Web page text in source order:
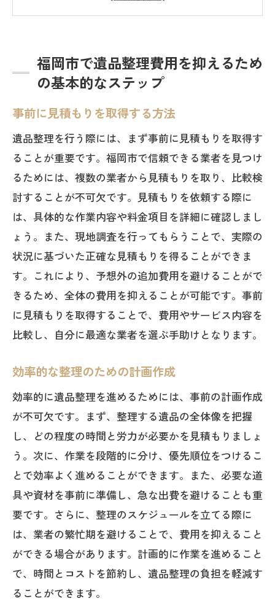
不用品の分類とリサイクルの活用
専門業者との交渉術
自治体のサービスを利用する方法
認定業者の見分け方
口コミと評価のチェックポイント
契約前に注意すべきこと
訪問見積もりの重要性
トラブルを避けるための契約書の確認
福岡市で遺品整理を始める前に知っておきた
い費用削減のコツ
早めの準備で費用を抑える方法
シーズンごとの料金の違い
友人や家族の協力を得る
費用削減に役立つ自治体のサービス
整理対象物の売却や寄付による費用抑制
遺品整理費用を節約するための福岡市内のリ
サイクルセンター活用法
リサイクルセンターの利用方法
廃棄物の分別とリサイクルの重要性
リサイクルセンターのサービス内容
利用する際の注意点
リサイクル対象物と対象外物の区別
地域ごとのリサイクルセンターの紹介
福岡市で遺品整理費用を抑えるため
の基本的なステップ
事前に見積もりを取得する方法
遺品整理を行う際には、まず事前に見積もりを取得す
ることが重要です。福岡市で信頼できる業者を見つけ
るためには、複数の業者から見積もりを取り、比較検
討することが不可欠です。見積もりを依頼する際に
は、具体的な作業内容や料金項目を詳細に確認しまし
ょう。また、現地調査を行ってもらうことで、実際の
状況に基づいた正確な見積もりを得ることができま
す。これにより、予想外の追加費用を避けることがで
きるため、全体の費用を抑えることが可能です。事前
に見積もりを取得することで、費用やサービス内容を
比較し、自分に最適な業者を選ぶ手助けとなります。
効率的な整理のための計画作成
効率的に遺品整理を進めるためには、事前の計画作成
が不可欠です。まず、整理する遺品の全体像を把握
し、どの程度の時間と労力が必要かを見積もりましょ
う。次に、作業を段階的に分け、優先順位をつけるこ
とで効率よく進めることができます。また、必要な道
具や資材を事前に準備し、急な出費を避けることも重
要です。さらに、整理のスケジュールを立てる際に
は、業者の繁忙期を避けることで、費用を抑えること
ができる場合があります。計画的に作業を進めること
で、時間とコストを節約し、遺品整理の負担を軽減す
ることができます。